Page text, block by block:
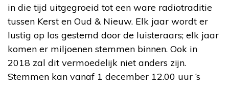
in die tijd uitgegroeid tot een ware radiotraditie
tussen Kerst en Oud & Nieuw. Elk jaar wordt er
lustig op los gestemd door de luisteraars; elk jaar
komen er miljoenen stemmen binnen. Ook in
2018 zal dit vermoedelijk niet anders zijn.
Stemmen kan vanaf 1 december 12.00 uur ‘s